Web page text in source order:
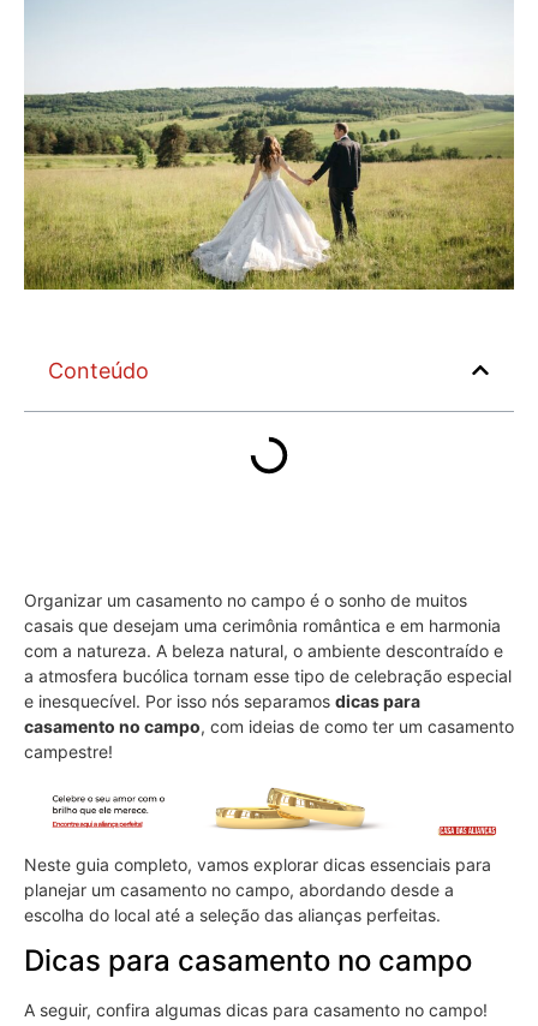
Conteúdo
Organizar um casamento no campo é o sonho de muitos
casais que desejam uma cerimônia romântica e em harmonia
com a natureza. A beleza natural, o ambiente descontraído e
a atmosfera bucólica tornam esse tipo de celebração especial
e inesquecível. Por isso nós separamos dicas para
casamento no campo, com ideias de como ter um casamento
campestre!
Neste guia completo, vamos explorar dicas essenciais para
planejar um casamento no campo, abordando desde a
escolha do local até a seleção das alianças perfeitas.
Dicas para casamento no campo
A seguir, confira algumas dicas para casamento no campo!